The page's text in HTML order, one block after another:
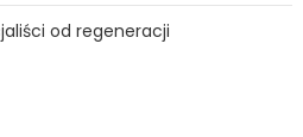
od regeneracji